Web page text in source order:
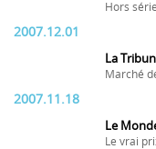
Hors
2007.12.01
La
Marché
2007.11.18
Le
Le vrai